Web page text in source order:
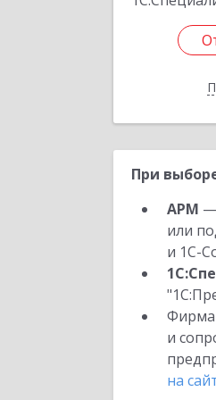
При
АРМ —
или
и 1С-
Фирма
и
на